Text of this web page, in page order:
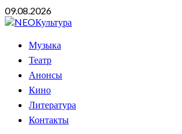
Перейти
к
09.08.2026
ОсновноеМузыка
Театр
Анонсы
Кино
Литература
Контакты